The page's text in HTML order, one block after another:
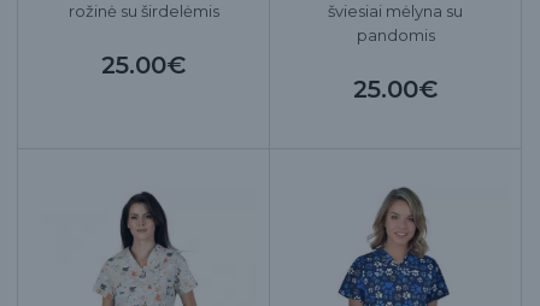
rožinė su širdelėmis
25.00€
šviesiai mėlyna su
pandomis
25.00€